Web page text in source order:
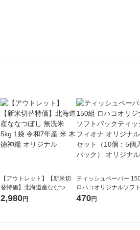
【アウトレット】【新米切
替特価】北海道産ななつぼ
し 無洗米 5kg 1袋 令和7年産
米 木徳神糧 オリジナル
2,980円
ティッシュペーパー
ロハコオリジナルソフト
ックティッシュ フィオ
470円